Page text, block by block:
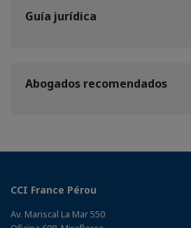
Guía jurídica
Abogados recomendados
CCI France Pérou
Av. Mariscal La Mar 550